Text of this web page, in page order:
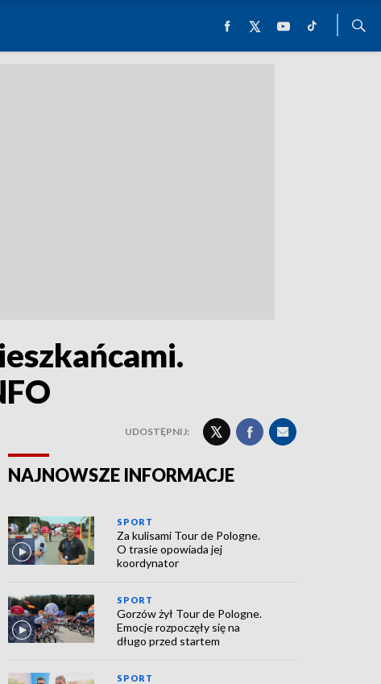
UDOSTĘPNIJ:
NAJNOWSZE INFORMACJE
SPORT
Za kulisami Tour de Pologne.
O trasie opowiada jej
koordynator
SPORT
Gorzów żył Tour de Pologne.
Emocje rozpoczęły się na
długo przed startem
SPORT